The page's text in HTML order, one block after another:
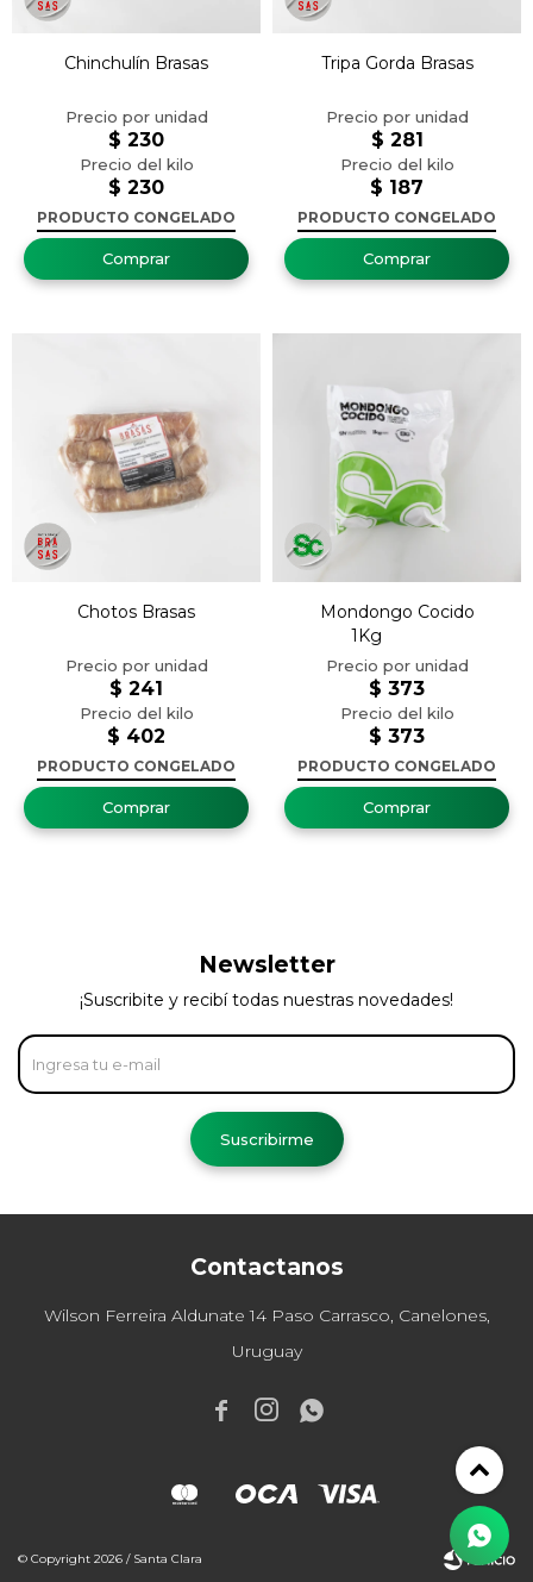
Chinchulín Brasas
$ 230
$ 230
PRODUCTO CONGELADO
Tripa Gorda Brasas
$ 187
$ 281
PRODUCTO CONGELADO
Chotos Brasas
$ 402
$ 241
PRODUCTO CONGELADO
Mondongo Cocido
1Kg
$ 373
$ 373
PRODUCTO CONGELADO
Contactanos
Wilson Ferreira Aldunate 14 Paso Carrasco, Canelones,
Uruguay
  
Newsletter
¡Suscribite y recibí todas nuestras novedades!
Suscribirme
© Copyright 2026 / Santa Clara